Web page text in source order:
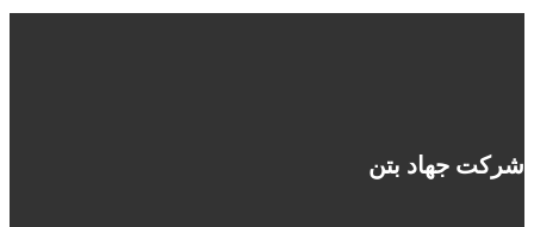
شرکت جهاد بتن